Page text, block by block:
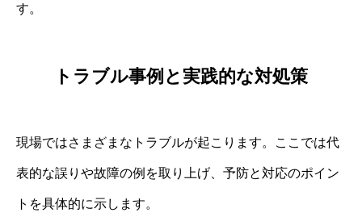
す。
トラブル事例と実践的な対処策
現場ではさまざまなトラブルが起こります。ここでは代
表的な誤りや故障の例を取り上げ、予防と対応のポイン
トを具体的に示します。